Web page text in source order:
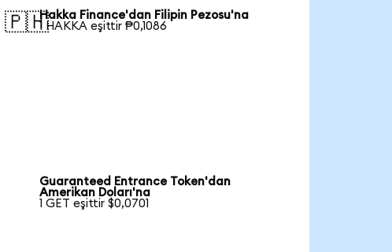
🇵🇭Hakka Finance'dan Filipin Pezosu'na
1 HAKKA eşittir ₱0,1086
Guaranteed Entrance Token'dan
Amerikan Doları'na
1 GET eşittir $0,0701